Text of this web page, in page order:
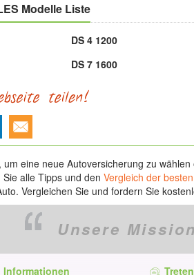
Modelle Liste
DS 4 1200
DS 7 1600
um eine neue Autoversicherung zu
alle Tipps und den Vergleich der
Vergleichen Sie und fordern Sie
Unsere
Informationen